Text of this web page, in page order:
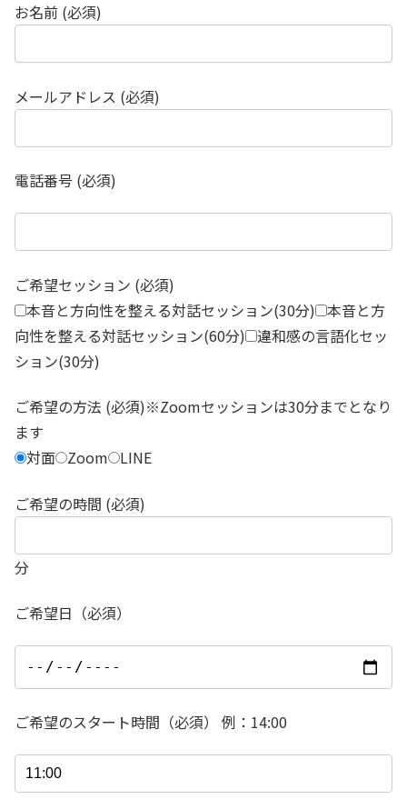
お名前 (必須)
メールアドレス (必須)
電話番号 (必須)
ご希望セッション (必須)
本音と方向性を整える対話セッション(30分) 本音と方
向性を整える対話セッション(60分) 違和感の言語化セッ
ション(30分)
ご希望の方法 (必須)※Zoomセッションは30分までとなり
ます
対面 Zoom LINE
ご希望の時間 (必須)
分
ご希望日（必須）
ご希望のスタート時間（必須） 例：14:00